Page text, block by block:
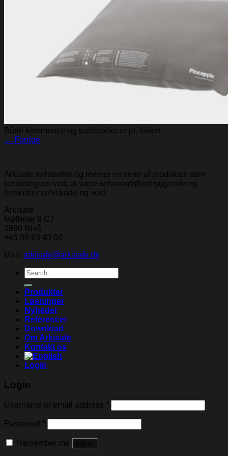
Både kommentar og trackbacks er pt. lukket
← Forrige
Arkisafe forhandler og leverer en serie af produkter, som
kendetegnes ved, at være selvmordsforebyggende og
forhindrer selvskade og vold.
Arkisafe
Møllevej 9 G7
2990 Nivå
+45 88 63 43 00
Mail: arkisafe@arkisafe.dk
Search
for:
Produkter
Løsninger
Nyheder
Referencer
Download
Om Arkisafe
Kontakt os
Login
Login
Username or email address *
Password *
Remember me